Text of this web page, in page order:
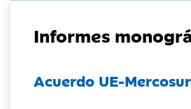
Informes
Acuerdo UE-